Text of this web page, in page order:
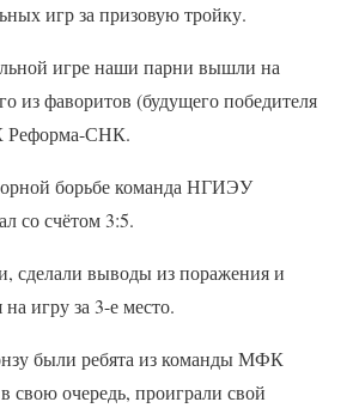
игр за призовую тройку.
игре наши парни вышли на
из фаворитов (будущего победителя
Реформа-СНК.
борьбе команда НГИЭУ
со счётом 3:5.
сделали выводы из поражения и
на игру за 3-е место.
были ребята из команды МФК
свою очередь, проиграли свой